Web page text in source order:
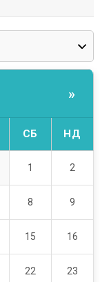
»
СБ НД
1 2
8 9
15 16
22 23